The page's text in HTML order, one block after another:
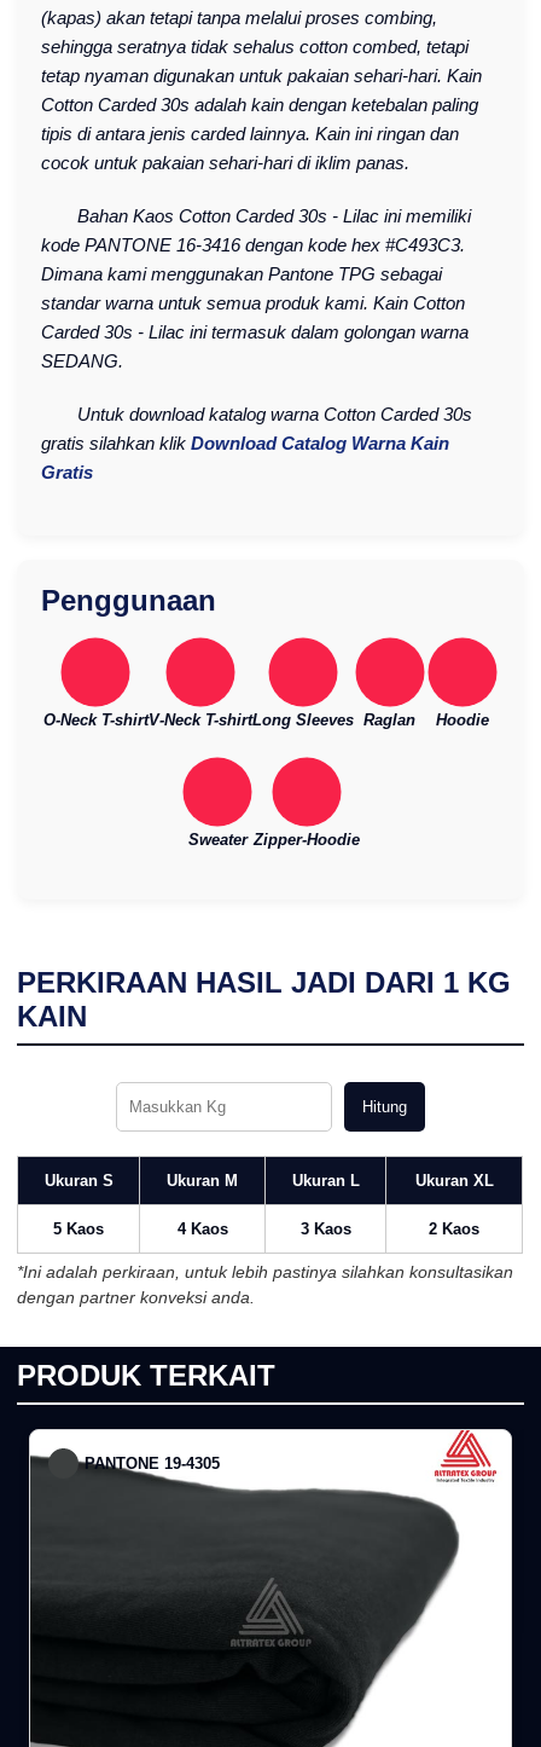
(kapas) akan tetapi tanpa melalui proses combing,
sehingga seratnya tidak sehalus cotton combed, tetapi
tetap nyaman digunakan untuk pakaian sehari-hari. Kain
Cotton Carded 30s adalah kain dengan ketebalan paling
tipis di antara jenis carded lainnya. Kain ini ringan dan
cocok untuk pakaian sehari-hari di iklim panas.
Bahan Kaos Cotton Carded 30s - Lilac ini memiliki
kode PANTONE 16-3416 dengan kode hex #C493C3.
Dimana kami menggunakan Pantone TPG sebagai
standar warna untuk semua produk kami. Kain Cotton
Carded 30s - Lilac ini termasuk dalam golongan warna
SEDANG.
Untuk download katalog warna Cotton Carded 30s
gratis silahkan klikDownload Catalog Warna Kain
Gratis
Penggunaan
O-Neck T-shirtV-Neck T-shirtLong Sleeves Raglan Hoodie
Sweater Zipper-Hoodie
PERKIRAAN HASIL JADI DARI 1 KG
KAIN
Hitung
Ukuran S Ukuran M Ukuran L Ukuran XL
5 Kaos 4 Kaos 3 Kaos 2 Kaos
*Ini adalah perkiraan, untuk lebih pastinya silahkan konsultasikan
dengan partner konveksi anda.
PRODUK TERKAIT
PANTONE 19-4305